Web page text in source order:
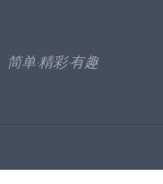
简单·精彩·有趣